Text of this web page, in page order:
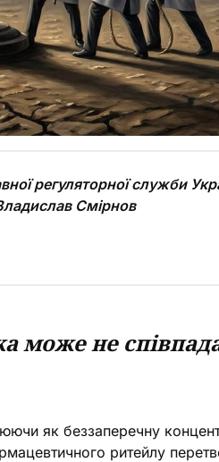
регуляторної служби
Смірнов
може не
як беззаперечну
ритейлу